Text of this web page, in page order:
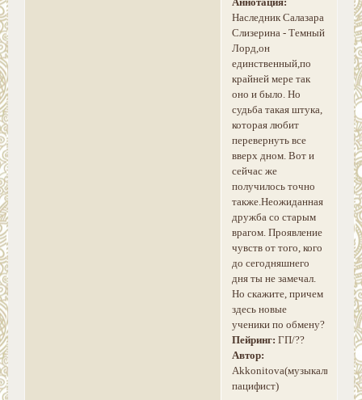
Аннотация:
Наследник Салазара
Слизерина - Темный
Лорд,он
единственный,по
крайней мере так
оно и было. Но
судьба такая штука,
которая любит
перевернуть все
вверх дном. Вот и
сейчас же
получилось точно
также.Неожиданная
дружба со старым
врагом. Проявление
чувств от того, кого
до сегодняшнего
дня ты не замечал.
Но скажите, причем
здесь новые
ученики по обмену?
Пейринг: ГП/??
Автор:
Akkonitova(музыкальный
пацифист)